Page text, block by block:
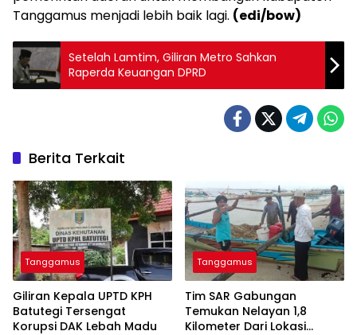
Tanggamus menjadi lebih baik lagi. (edi/bow)
Setelah Lamtim, Giliran Metro Sahkan
Raperda Keuangan DPRD
Berita Terkait
Tanggamus
Giliran Kepala UPTD KPH
Batutegi Tersengat
Korupsi DAK Lebah Madu
Tanggamus
Tim SAR Gabungan
Temukan Nelayan 1,8
Kilometer Dari Lokasi